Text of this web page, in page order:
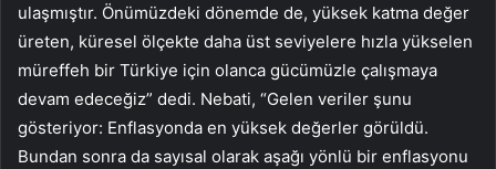
ulaşmıştır. Önümüzdeki dönemde de, yüksek katma değer
üreten, küresel ölçekte daha üst seviyelere hızla yükselen
müreffeh bir Türkiye için olanca gücümüzle çalışmaya
devam edeceğiz” dedi. Nebati, “Gelen veriler şunu
gösteriyor: Enflasyonda en yüksek değerler görüldü.
Bundan sonra da sayısal olarak aşağı yönlü bir enflasyonu